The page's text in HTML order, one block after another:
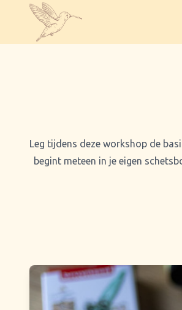
Leg tijdens deze workshop de
begint meteen in je eigen